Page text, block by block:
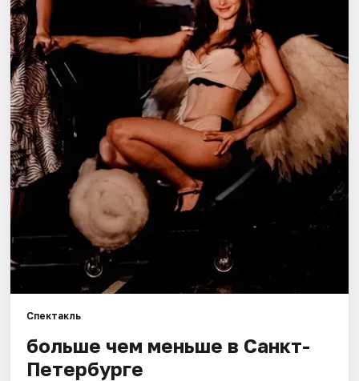
Города
Площадки
Артисты
Рейтинги
Спектакль
больше чем меньше в Санкт-
Петербурге